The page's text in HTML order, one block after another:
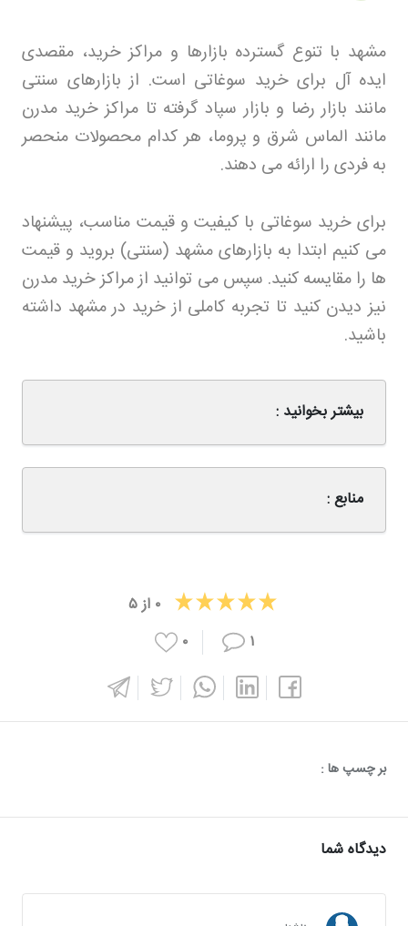
مشهد با تنوع گسترده بازارها و مراکز خرید، مقصدی
ایده آل برای خرید سوغاتی است. از بازارهای سنتی
مانند بازار رضا و بازار سپاد گرفته تا مراکز خرید مدرن
مانند الماس شرق و پروما، هر کدام محصولات منحصر
به فردی را ارائه می دهند.
برای خرید سوغاتی با کیفیت و قیمت مناسب، پیشنهاد
می کنیم ابتدا به بازارهای مشهد (سنتی) بروید و قیمت
ها را مقایسه کنید. سپس می توانید از مراکز خرید مدرن
نیز دیدن کنید تا تجربه کاملی از خرید در مشهد داشته
باشید.
بیشتر بخوانید :
منابع :
۰ از۵
۱
۰
بر چسپ ها :
دیدگاه شما